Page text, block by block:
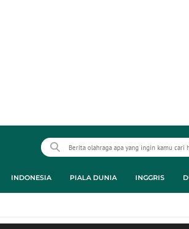
INDONESIA PIALA DUNIA INGGRIS